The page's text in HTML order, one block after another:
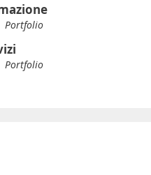
Portfolio
Portfolio